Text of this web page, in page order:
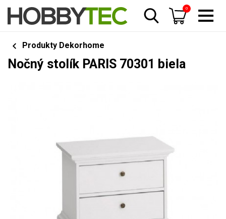
0
Produkty Dekorhome
Nočný stolík PARIS 70301 biela